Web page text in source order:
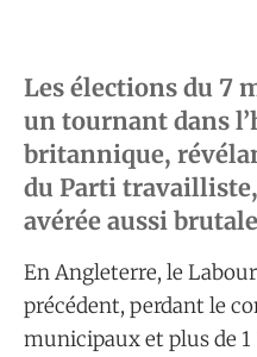
Les élections du 7
un tournant dans
britannique,
du Parti
avérée aussi
En Angleterre, le
précédent, perdant le
municipaux et plus de 1